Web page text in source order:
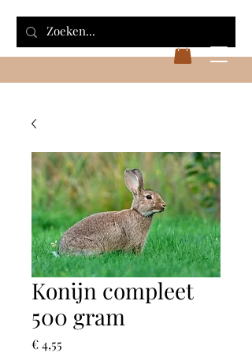
Konijn compleet
500 gram
€ 4,55